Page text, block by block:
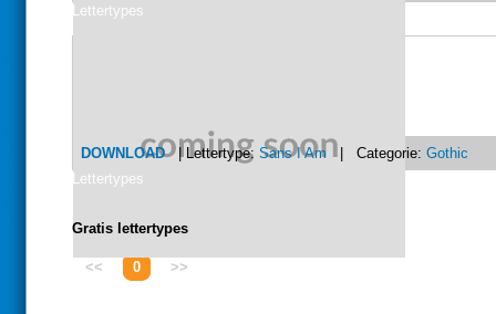
Lettertypes
DOWNLOAD| Lettertype: Sans I Am | Categorie: Gothic
Lettertypes
Gratis lettertypes
<< 0 >>